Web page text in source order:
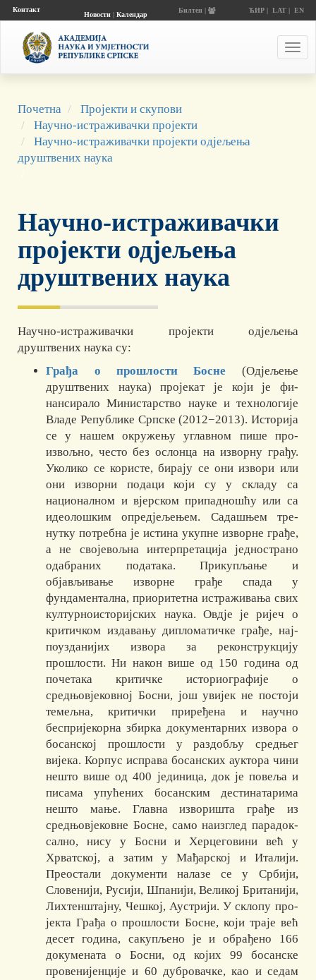
Контакт
Новости| Календар
Билтен | ЋИР| LAT| EN
Почетна
Пројекти и скупови
Научно-истраживачки пројекти
Научно-истраживачки пројекти одјељења
друштвених наука
Научно-истраживачки
пројекти одјељења
друштвених наука
Научно-истраживачки пројекти одјељења
друштвених наука су:
Грађа о прошлости Босне (Одјељење
друштвених нау­ка) про­јекат је који је фи­
нансирало Министарство науке и технологије
Владе Ре­пу­бли­ке Српске (2012−2013). Историја
се у нашем окружењу углавном пише про­­
извољно, често без ослонца на изворну грађу.
Уколико се користе, бирају се они извори или
они изворни подаци који су у складу са
националном и вјер­ском припадношћу или са
идеолошким опредјељењем. Садашњем тре­
нутку по­требна је истина укупне изворне грађе,
а не својевољна интер­пре­тација јед­но­страно
одабраних података. Прикупљање и
објављивање изворне грађе спада у
фундаментална, приоритетна истраживања свих
кул­тур­но­исто­­риј­ских наука. Овдје је ријеч о
критичком издавању дипломатичке грађе, нај­
поуз­данијих извора за реконструкцију
прошлости. Ни након више од 150 го­дина од
почетака критичке историографије о
средњовјековној Босни, још уви­јек не постоји
темељна, критички приређена и научно
беспријекорна збир­ка документарних извора о
босанској прошлости у раздобљу средњег
вијека. Кор­пус исправа босанских ауктора чини
нешто више од 400 је­ди­ни­ца, док је повеља и
писама упућених босанским дестинатарима
нешто мање. Главна изворишта грађе из
средњовјековне Босне, само наизглед пара­док­
сално, нису у Босни и Херцеговини већ у
Хрватској, а затим у Мађарској и Италији.
Преостали документи налазе се у Србији,
Словенији, Русији, Шпа­нији, Вели­кој Британији,
Лихтенштајну, Чешкој, Аустрији. У склопу про­
јекта Грађа о про­шлости Босне, који траје већ
десет година, сакупљено је и об­рађено 166
докумената о Босни, од којих 99 босанске
провенијенције и 60 ду­бровачке, као и седам